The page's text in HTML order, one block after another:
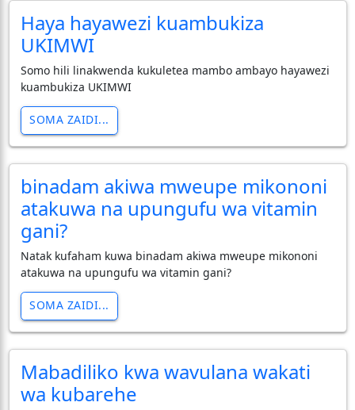
Haya hayawezi kuambukiza
UKIMWI
Somo hili linakwenda kukuletea mambo ambayo hayawezi
kuambukiza UKIMWI
SOMA ZAIDI...
binadam akiwa mweupe mikononi
atakuwa na upungufu wa vitamin
gani?
Natak kufaham kuwa binadam akiwa mweupe mikononi
atakuwa na upungufu wa vitamin gani?
SOMA ZAIDI...
Mabadiliko kwa wavulana wakati
wa kubarehe